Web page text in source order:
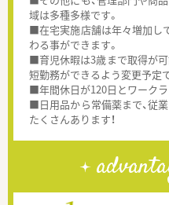
域は多種多様です。
■在宅実施店舗は年々増加し
わる事ができます。
■育児休暇は3歳まで取得が
短勤務ができるよう変更予定
■年間休日が120日とワーク
■日用品から常備薬まで、従
たくさんあります！